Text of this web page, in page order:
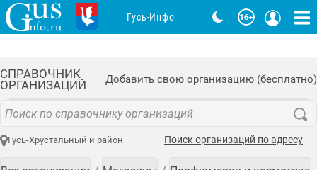
СПРАВОЧНИК
ОРГАНИЗАЦИЙ
Добавить свою организацию (бесплатно)
Гусь-Хрустальный и район Поиск организаций по адресу
Гусь-Инфо